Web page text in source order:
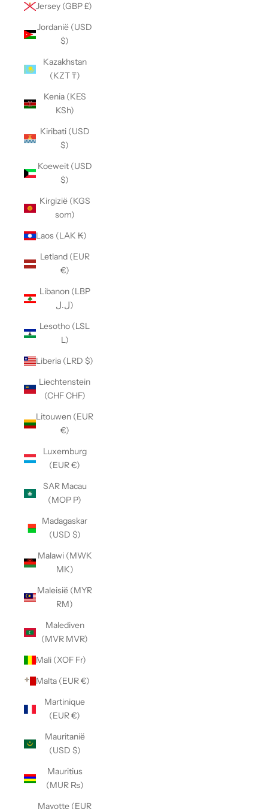
Jersey (GBP £)
Jordanië (USD
$)
Kazakhstan
(KZT ₸)
Kenia (KES
KSh)
Kiribati (USD
$)
Koeweit (USD
$)
Kirgizië (KGS
som)
Laos (LAK ₭)
Letland (EUR
€)
Libanon (LBP
ل.ل)
Lesotho (LSL
L)
Liberia (LRD $)
Liechtenstein
(CHF CHF)
Litouwen (EUR
€)
Luxemburg
(EUR €)
SAR Macau
(MOP P)
Madagaskar
(USD $)
Malawi (MWK
MK)
Maleisië (MYR
RM)
Malediven
(MVR MVR)
Mali (XOF Fr)
Malta (EUR €)
Martinique
(EUR €)
Mauritanië
(USD $)
Mauritius
(MUR ₨)
Mayotte (EUR